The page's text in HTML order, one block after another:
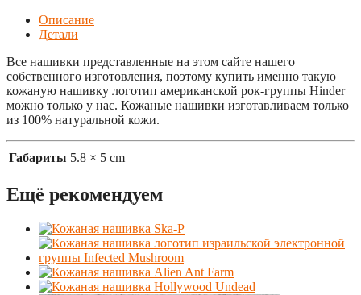
Описание
Детали
Все нашивки представленные на этом сайте нашего
собственного изготовления, поэтому купить именно такую
кожаную нашивку логотип американской рок-группы Hinder
можно только у нас. Кожаные нашивки изготавливаем только
из 100% натуральной кожи.
Габариты 5.8 × 5 cm
Ещё рекомендуем